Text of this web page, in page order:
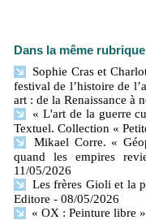
Dans la même
Sophie Cras et
festival de l’histoire de
art : de la Renaissance à
« L'art de la guerre
Textuel. Collection «
Mikael Corre. «
quand les empires
11/05/2026
Les frères Gioli et la
Editore - 08/05/2026
« OX : Peinture libre